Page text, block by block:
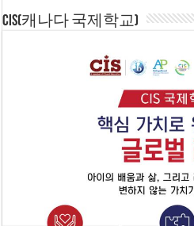
CIS(캐나다 국제학교)